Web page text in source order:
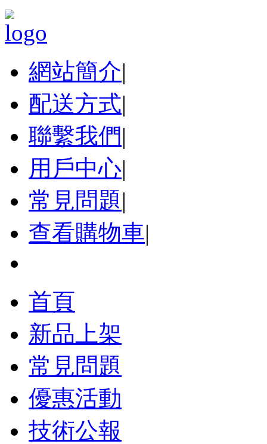
網站簡介|
配送方式|
聯繫我們|
用戶中心|
常見問題|
查看購物車|
首頁
新品上架
常見問題
優惠活動
技術公報